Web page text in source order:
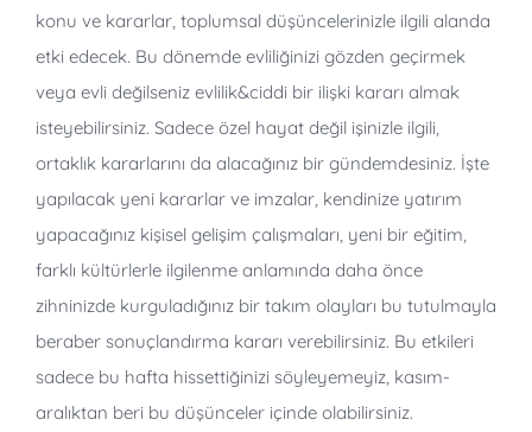
konu ve kararlar, toplumsal düşüncelerinizle ilgili alanda
etki edecek. Bu dönemde evliliğinizi gözden geçirmek
veya evli değilseniz evlilik&ciddi bir ilişki kararı almak
isteyebilirsiniz. Sadece özel hayat değil işinizle ilgili,
ortaklık kararlarını da alacağınız bir gündemdesiniz. İşte
yapılacak yeni kararlar ve imzalar, kendinize yatırım
yapacağınız kişisel gelişim çalışmaları, yeni bir eğitim,
farklı kültürlerle ilgilenme anlamında daha önce
zihninizde kurguladığınız bir takım olayları bu tutulmayla
beraber sonuçlandırma kararı verebilirsiniz. Bu etkileri
sadece bu hafta hissettiğinizi söyleyemeyiz, kasım-
aralıktan beri bu düşünceler içinde olabilirsiniz.